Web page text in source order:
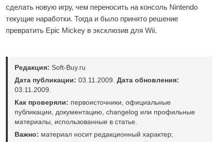
сделать новую игру, чем переносить на консоль Nintendo
текущие наработки. Тогда и было принято решение
превратить Epic Mickey в эксклюзив для Wii.
Редакция: Soft-Buy.ru
Дата публикации: 03.11.2009. Дата обновления:
03.11.2009.
Как проверяли: первоисточники, официальные
публикации, документацию, changelog или профильные
материалы, использованные в статье.
Важно: материал носит редакционный характер;